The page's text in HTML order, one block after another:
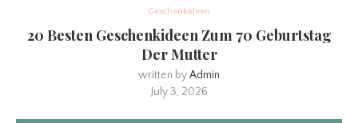
Geschenkideen
20 Besten Geschenkideen Zum 70 Geburtstag
Der Mutter
written byAdmin
July 3, 2026